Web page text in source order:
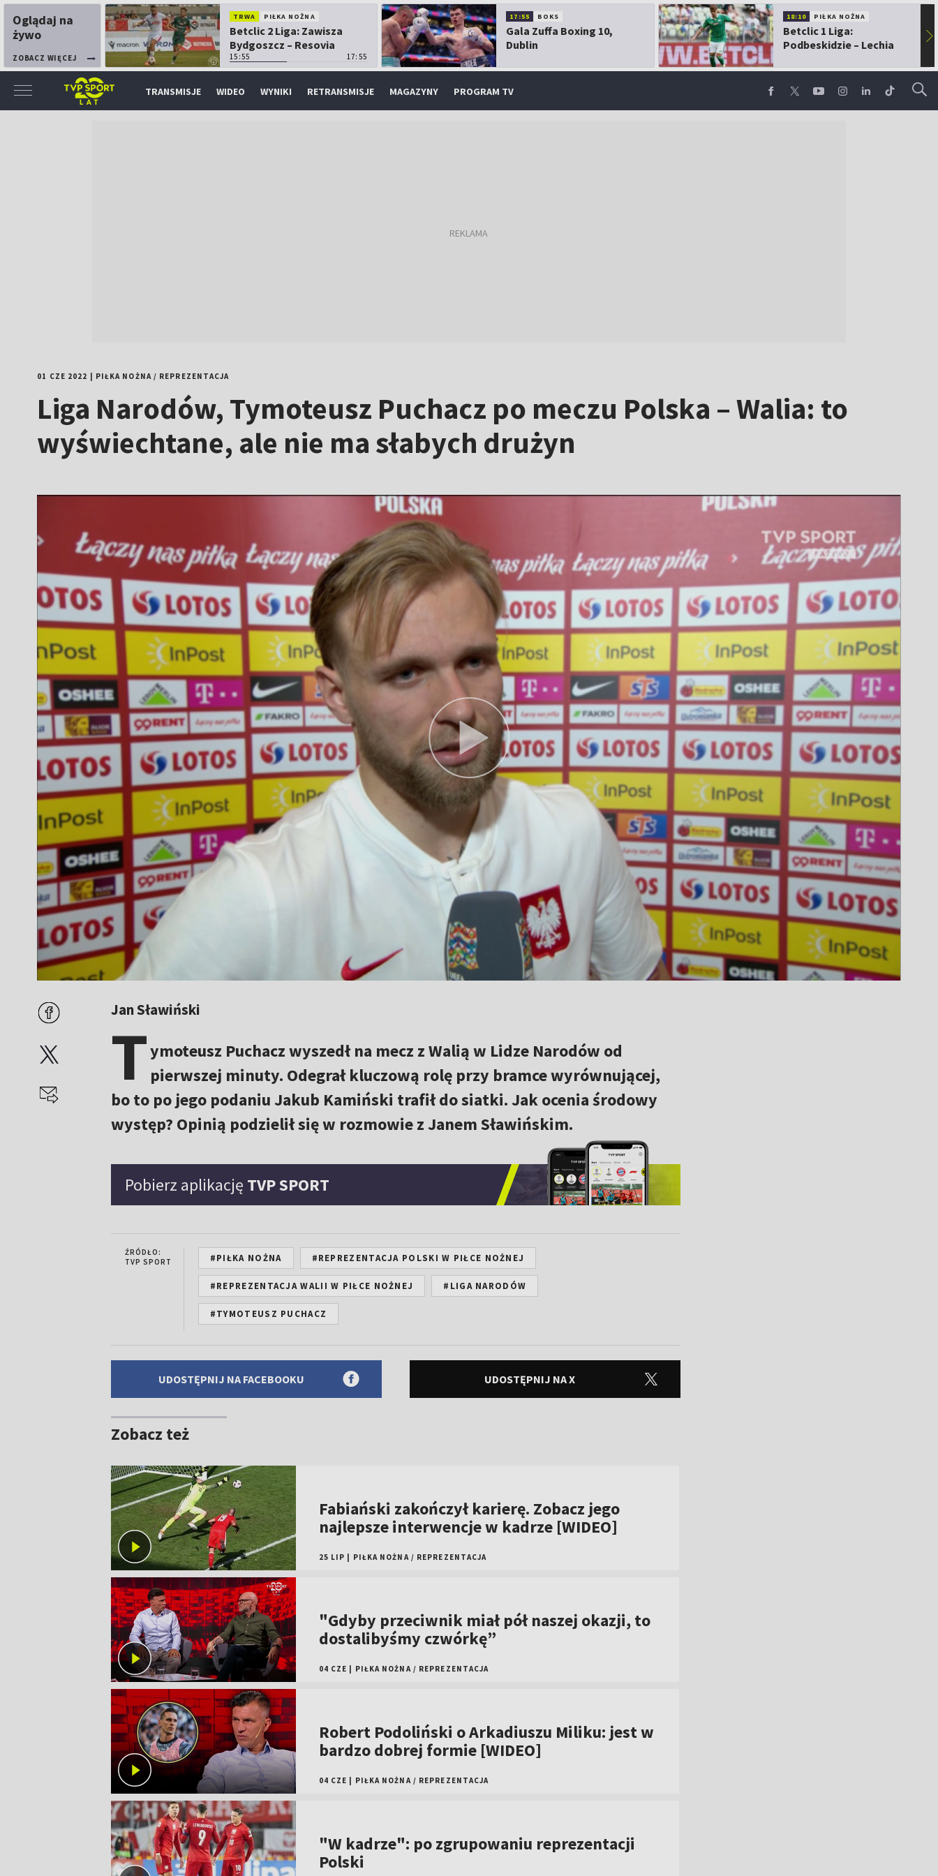
Oglądaj na
żywo
ZOBACZ WIĘCEJ
TRWA PIŁKA NOŻNA
Betclic 2 Liga: Zawisza
Bydgoszcz – Resovia
15:55 17:55
17:55 BOKS
Gala Zuffa Boxing 10,
Dublin
18:10 PIŁKA NOŻNA
Betclic 1 Liga:
Podbeskidzie – Lechia
▶
TRANSMISJE WIDEO WYNIKI RETRANSMISJE MAGAZYNY PROGRAM TV
01 CZE 2022 PIŁKA NOŻNA/ REPREZENTACJA
Liga Narodów, Tymoteusz Puchacz po meczu Polska – Walia: to
wyświechtane, ale nie ma słabych drużyn
Jan Sławiński
Tymoteusz Puchacz wyszedł na mecz z Walią w Lidze Narodów od
pierwszej minuty. Odegrał kluczową rolę przy bramce wyrównującej,
bo to po jego podaniu Jakub Kamiński trafił do siatki. Jak ocenia środowy
występ? Opinią podzielił się w rozmowie z Janem Sławińskim.
Pobierz aplikację TVP SPORT
ŹRÓDŁO:
TVP SPORT
#PIŁKA NOŻNA #REPREZENTACJA POLSKI W PIŁCE NOŻNEJ
#REPREZENTACJA WALII W PIŁCE NOŻNEJ #LIGA NARODÓW
#TYMOTEUSZ PUCHACZ
UDOSTĘPNIJ NA FACEBOOKU UDOSTĘPNIJ NA X
Zobacz też
Fabiański zakończył karierę. Zobacz jego
najlepsze interwencje w kadrze [WIDEO]
25 LIP PIŁKA NOŻNA / REPREZENTACJA
"Gdyby przeciwnik miał pół naszej okazji, to
dostalibyśmy czwórkę”
04 CZE PIŁKA NOŻNA / REPREZENTACJA
Robert Podoliński o Arkadiuszu Miliku: jest w
bardzo dobrej formie [WIDEO]
04 CZE PIŁKA NOŻNA / REPREZENTACJA
"W kadrze": po zgrupowaniu reprezentacji
Polski